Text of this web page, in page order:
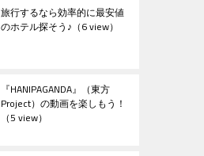
旅行するなら効率的に最安値
のホテル探そう♪ （6 view）
『HANIPAGANDA』（東方
Project）の動画を楽しもう！
（5 view）